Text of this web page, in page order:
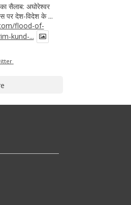
सैलाब: अघोरेश्वर
पर देश-विदेश के ...
flood-of-
kund-...